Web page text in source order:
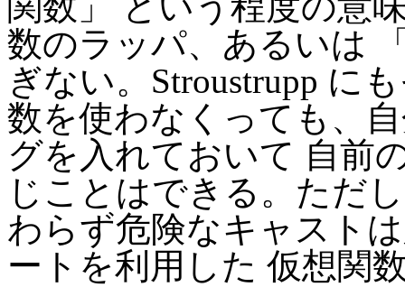
数のラッパ、あるいは
ぎない。Stroustrupp に
数を使わなくっても、
グを入れておいて 自前
じことはできる。ただ
わらず危険なキャスト
ートを利用した 仮想関